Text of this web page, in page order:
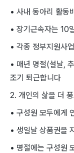
• 사내 동아리 활동
• 장기근속자는 10
• 각종 정부지원사
• 매년 명절(설날,
조기 퇴근합니다
2. 개인의 삶을 더 풍
• 구성원 모두에게
• 생일날 상품권을
• 명절에는 구성원